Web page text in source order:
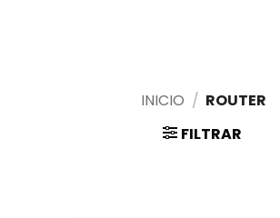
INICIO / ROUTER
FILTRAR